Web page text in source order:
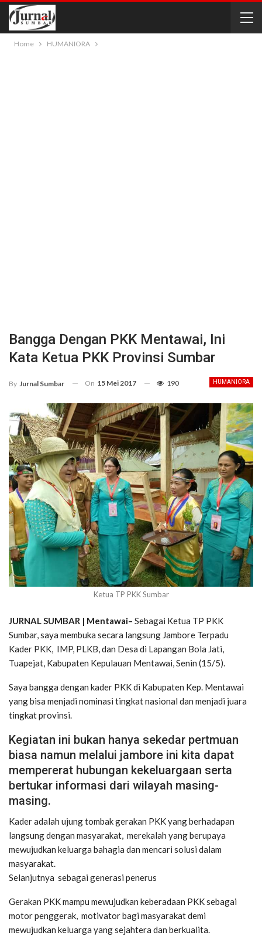
Home HUMANIORA
Bangga Dengan PKK Mentawai, Ini
Kata Ketua PKK Provinsi Sumbar
HUMANIORA
By Jurnal Sumbar On 15 Mei 2017 190
Ketua TP PKK Sumbar
JURNAL SUMBAR | Mentawai– Sebagai Ketua TP PKK
Sumbar, saya membuka secara langsung Jambore Terpadu
Kader PKK, IMP, PLKB, dan Desa di Lapangan Bola Jati,
Tuapejat, Kabupaten Kepulauan Mentawai, Senin (15/5).
Saya bangga dengan kader PKK di Kabupaten Kep. Mentawai
yang bisa menjadi nominasi tingkat nasional dan menjadi juara
tingkat provinsi.
Kegiatan ini bukan hanya sekedar pertmuan
biasa namun melalui jambore ini kita dapat
mempererat hubungan kekeluargaan serta
bertukar informasi dari wilayah masing-
masing.
Kader adalah ujung tombak gerakan PKK yang berhadapan
langsung dengan masyarakat, merekalah yang berupaya
mewujudkan keluarga bahagia dan mencari solusi dalam
masyarakat.
Selanjutnya sebagai generasi penerus
Gerakan PKK mampu mewujudkan keberadaan PKK sebagai
motor penggerak, motivator bagi masyarakat demi
mewujudkan keluarga yang sejahtera dan berkualita.